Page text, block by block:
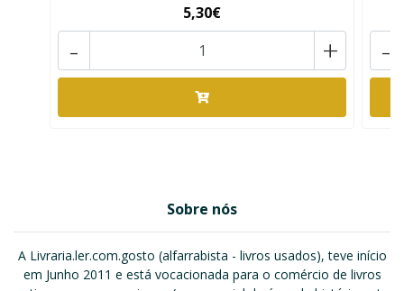
5,30€
+
- -
Sobre nós
A Livraria.ler.com.gosto (alfarrabista - livros usados), teve início
em Junho 2011 e está vocacionada para o comércio de livros